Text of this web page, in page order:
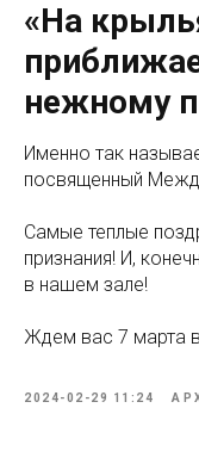
«На
нежному
Именно так
посвященный
Самые теплые
признания! И,
в нашем зале!
Ждем вас 7 марта
2024-02-29 11:24